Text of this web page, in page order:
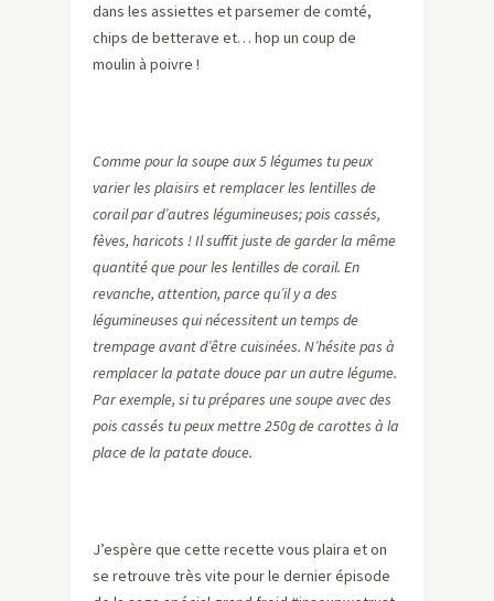
dans les assiettes et parsemer de comté,
chips de betterave et… hop un coup de
moulin à poivre !
Comme pour la soupe aux 5 légumes tu peux
varier les plaisirs et remplacer les lentilles de
corail par d’autres légumineuses; pois cassés,
fèves, haricots ! Il suffit juste de garder la même
quantité que pour les lentilles de corail. En
revanche, attention, parce qu’il y a des
légumineuses qui nécessitent un temps de
trempage avant d’être cuisinées. N’hésite pas à
remplacer la patate douce par un autre légume.
Par exemple, si tu prépares une soupe avec des
pois cassés tu peux mettre 250g de carottes à la
place de la patate douce.
J’espère que cette recette vous plaira et on
se retrouve très vite pour le dernier épisode